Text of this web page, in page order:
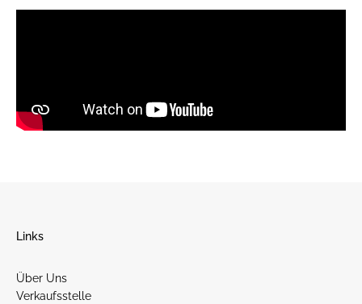
Links
Über Uns
Verkaufsstelle